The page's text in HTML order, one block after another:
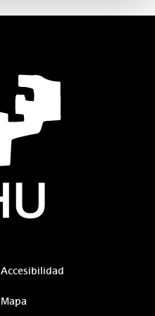
Accesibilidad
Mapa